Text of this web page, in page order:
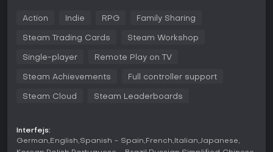
odkrywa wydarzenia - wybory fabularne, nagrody,
zagrożenia lub bezpośrednią walkę. Zapasy jedzenia
stopniową utratę zdrowia, wprowadzając zarządzanie
początek poziomu, co zachęca do starannego
oburącz, ciężkie młoty dwuręczne i wiele innych, a licznik
combo pozwala na potężne ataki specjalne. Nowe kolory
Action Indie RPG Family Sharing
Steam Trading Cards Steam Workshop
Single-player Remote Play on TV
Steam Achievements Full controller support
Steam Cloud Steam Leaderboards
Interfejs:
German English Spanish - Spain French Italian Japanese